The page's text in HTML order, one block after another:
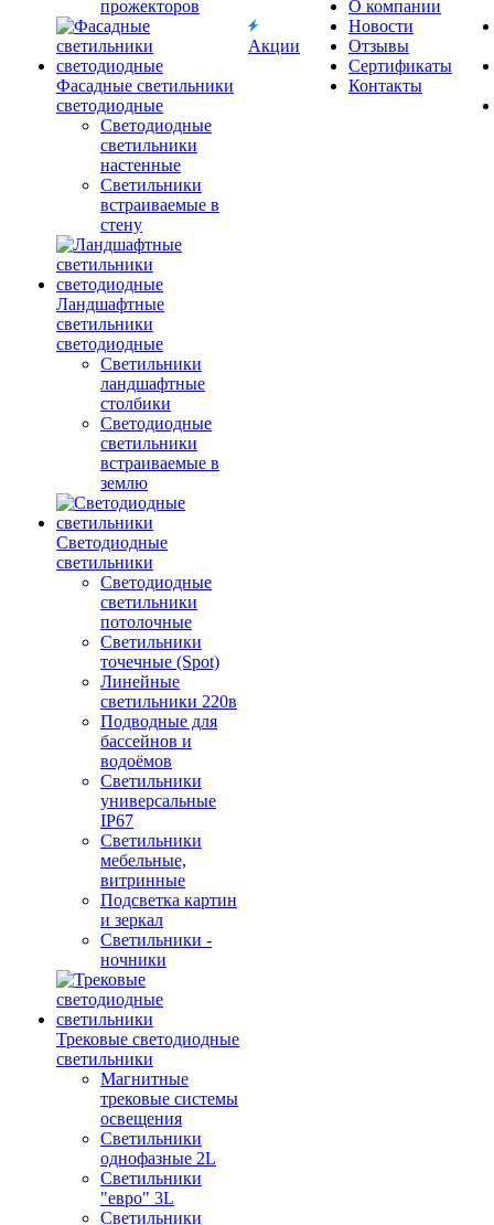
прожекторов
Фасадные светильники
светодиодные
Светодиодные
светильники
настенные
Светильники
встраиваемые в
стену
Ландшафтные
светильники
светодиодные
Светильники
ландшафтные
столбики
Светодиодные
светильники
встраиваемые в
землю
Светодиодные
светильники
Светодиодные
светильники
потолочные
Светильники
точечные (Spot)
Линейные
светильники 220в
Подводные для
бассейнов и
водоёмов
Светильники
универсальные
IP67
Светильники
мебельные,
витринные
Подсветка картин
и зеркал
Светильники -
ночники
Трековые светодиодные
светильники
Магнитные
трековые системы
освещения
Светильники
однофазные 2L
Светильники
"евро" 3L
Светильники
Акции
О компании
Новости
Отзывы
Сертификаты
Контакты